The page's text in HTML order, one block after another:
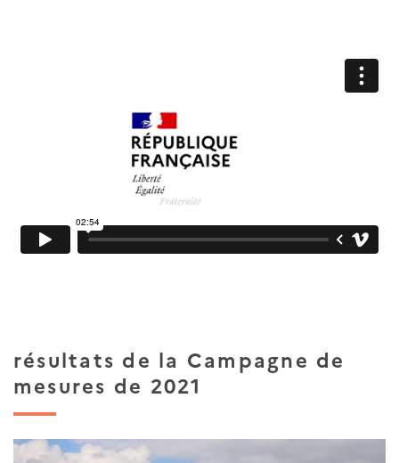
résultats de la Campagne de
mesures de 2021